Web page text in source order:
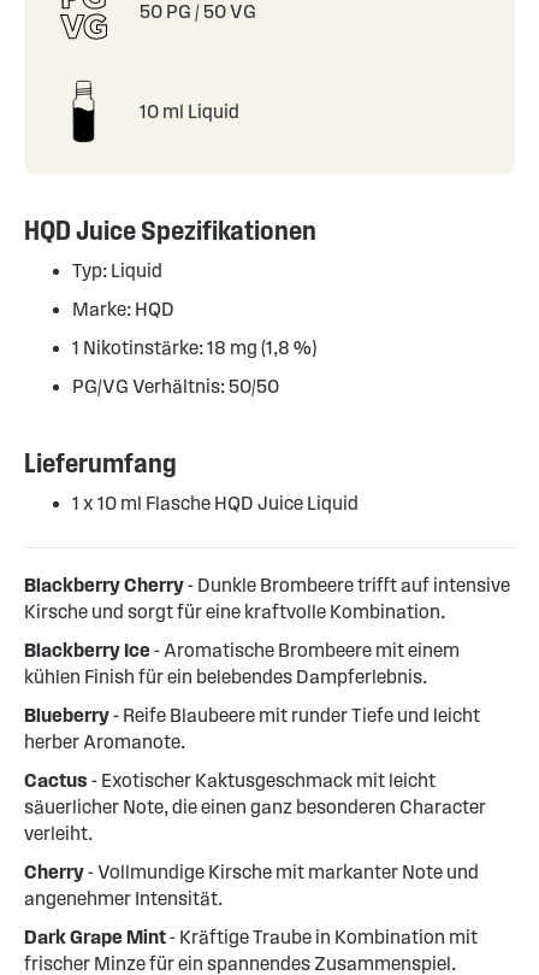
50 PG / 50 VG
10 ml Liquid
HQD Juice Spezifikationen
Typ: Liquid
Marke: HQD
1 Nikotinstärke: 18 mg (1,8 %)
PG/VG Verhältnis: 50/50
Lieferumfang
1 x 10 ml Flasche HQD Juice Liquid
Blackberry Cherry- Dunkle Brombeere trifft auf intensive
Kirsche und sorgt für eine kraftvolle Kombination.
Blackberry Ice- Aromatische Brombeere mit einem
kühlen Finish für ein belebendes Dampferlebnis.
Blueberry- Reife Blaubeere mit runder Tiefe und leicht
herber Aromanote.
Cactus - Exotischer Kaktusgeschmack mit leicht
säuerlicher Note, die einen ganz besonderen Character
verleiht.
Cherry- Vollmundige Kirsche mit markanter Note und
angenehmer Intensität.
Dark Grape Mint- Kräftige Traube in Kombination mit
frischer Minze für ein spannendes Zusammenspiel.